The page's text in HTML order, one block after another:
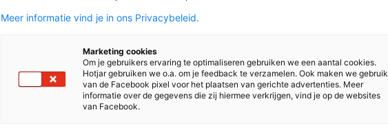
voorstelling van het jaar
‘Vanavond is het zover: de
diploma-uitreiking van onze
mavisten. Een moment waar
van het schooljaar
Passie en een gezonde dosis
eigenwijsheid kenmerken bijna
Meer informatie vind je in ons Privacybeleid.
Marketing cookies
Om je gebruikers ervaring te optimaliseren gebruiken we een aantal cookies.
Hotjar gebruiken we o.a. om je feedback te verzamelen. Ook maken we gebruik
van de Facebook pixel voor het plaatsen van gerichte advertenties. Meer
informatie over de gegevens die zij hiermee verkrijgen, vind je op de websites
van Facebook.